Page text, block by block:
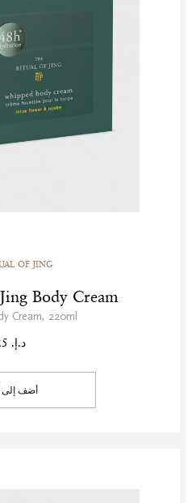
OF JING
Body Cream
Cream, 220ml
د.إ. 125
أضف إلى